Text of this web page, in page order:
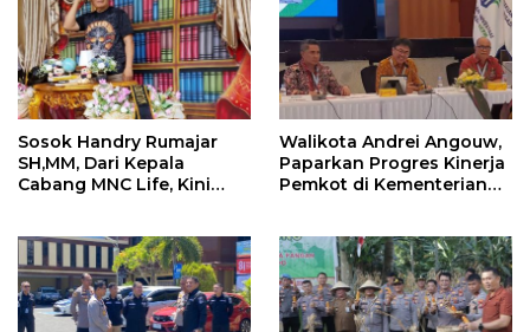
Sosok Handry Rumajar
SH,MM, Dari Kepala
Cabang MNC Life, Kini
Walikota Andrei Angouw,
Paparkan Progres Kinerja
Pemkot di Kementerian